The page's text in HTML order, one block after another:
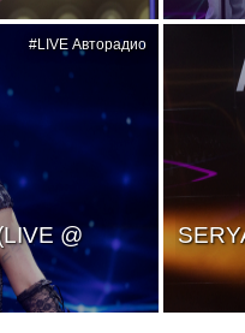
@
#LIVE Авторадио